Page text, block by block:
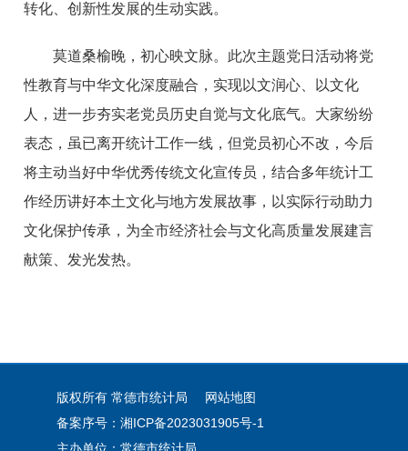
转化、创新性发展的生动实践。
莫道桑榆晚，初心映文脉。此次主题党日活动将党
性教育与中华文化深度融合，实现以文润心、以文化
人，进一步夯实老党员历史自觉与文化底气。大家纷纷
表态，虽已离开统计工作一线，但党员初心不改，今后
将主动当好中华优秀传统文化宣传员，结合多年统计工
作经历讲好本土文化与地方发展故事，以实际行动助力
文化保护传承，为全市经济社会与文化高质量发展建言
献策、发光发热。
版权所有 常德市统计局
网站地图
备案序号：湘ICP备2023031905号-1